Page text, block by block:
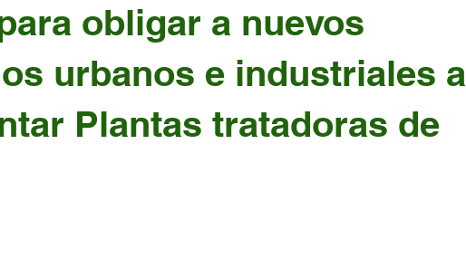
obligar a nuevos
urbanos e industriales a
Plantas tratadoras de